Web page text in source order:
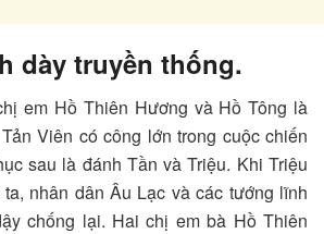
dày truyền thống.
em Hồ Thiên Hương và Hồ Tông là
Viên có công lớn trong cuộc chiến
sau là đánh Tần và Triệu. Khi Triệu
nhân dân Âu Lạc và các tướng lĩnh
chống lại. Hai chị em bà Hồ Thiên